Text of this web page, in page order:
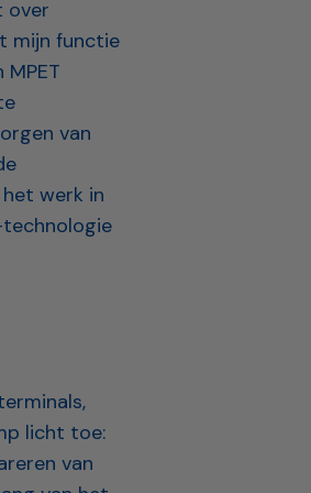
over
mijn functie
van
werk in
licht toe:
van